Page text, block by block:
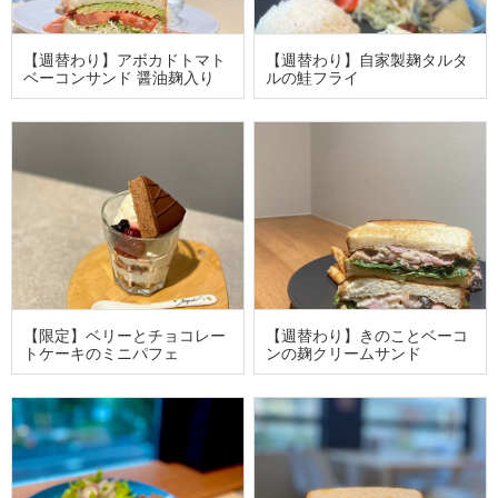
【週替わり】アボカドトマト
ベーコンサンド 醤油麹入り
【週替わり】自家製麹タルタ
ルの鮭フライ
【限定】ベリーとチョコレー
トケーキのミニパフェ
【週替わり】きのことベーコ
ンの麹クリームサンド